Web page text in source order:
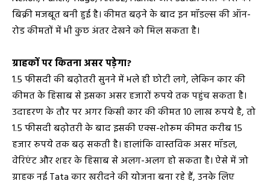
बिक्री मजबूत बनी हुई है। कीमत बढ़ने के बाद इन मॉडल्स की ऑन-
रोड कीमतों में भी कुछ अंतर देखने को मिल सकता है।
ग्राहकों पर कितना असर पड़ेगा?
1.5 फीसदी की बढ़ोतरी सुनने में भले ही छोटी लगे, लेकिन कार की
कीमत के हिसाब से इसका असर हजारों रुपये तक पहुंच सकता है।
उदाहरण के तौर पर अगर किसी कार की कीमत 10 लाख रुपये है, तो
1.5 फीसदी बढ़ोतरी के बाद इसकी एक्स-शोरूम कीमत करीब 15
हजार रुपये तक बढ़ सकती है। हालांकि वास्तविक असर मॉडल,
वेरिएंट और शहर के हिसाब से अलग-अलग हो सकता है। ऐसे में जो
ग्राहक नई Tata कार खरीदने की योजना बना रहे हैं, उनके लिए